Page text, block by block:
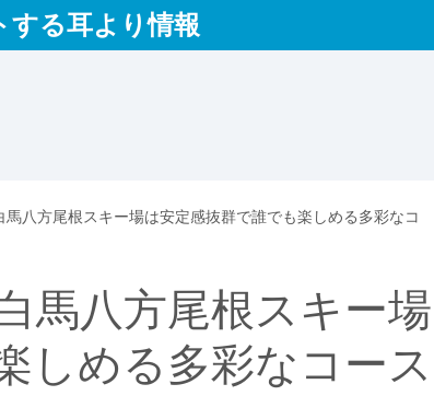
する耳より情報
馬八方尾根スキー場は安定感抜群で誰でも楽しめる多彩なコ
馬八方尾根スキー場
しめる多彩なコース